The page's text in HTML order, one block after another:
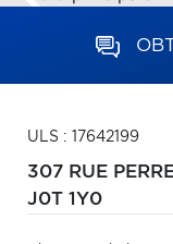
ULS : 17642199
307 RUE
J0T 1Y0